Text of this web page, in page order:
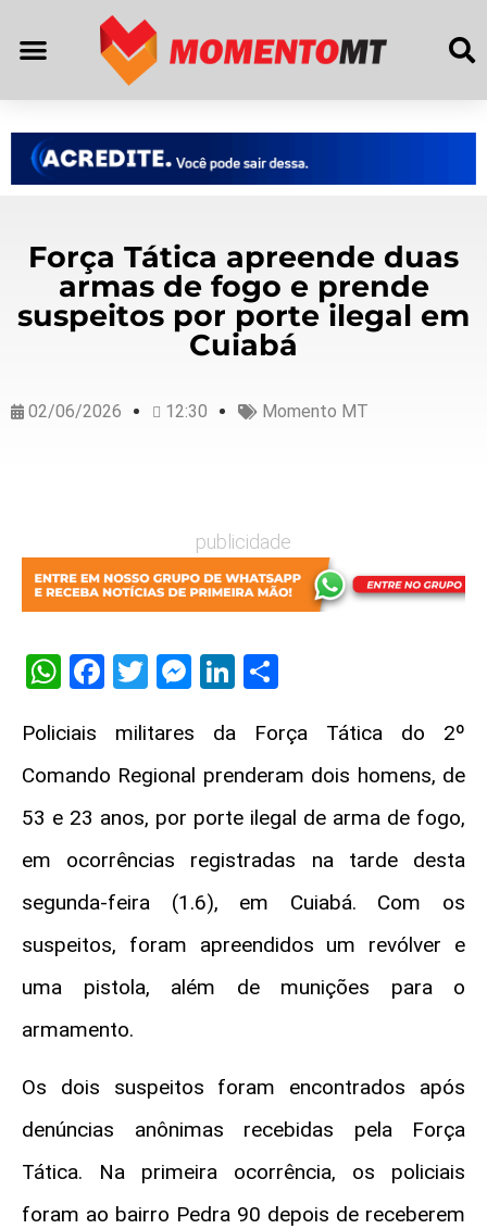
Força Tática apreende duas
armas de fogo e prende
suspeitos por porte ilegal em
Cuiabá
02/06/2026 12:30 Momento MT
publicidade
WhatsApp
Facebook
Twitter
Messenger
LinkedIn
Policiais militares da Força Tática do 2º
Comando Regional prenderam dois homens, de
53 e 23 anos, por porte ilegal de arma de fogo,
em ocorrências registradas na tarde desta
segunda-feira (1.6), em Cuiabá. Com os
suspeitos, foram apreendidos um revólver e
uma pistola, além de munições para o
armamento.
Os dois suspeitos foram encontrados após
denúncias anônimas recebidas pela Força
Tática. Na primeira ocorrência, os policiais
foram ao bairro Pedra 90 depois de receberem